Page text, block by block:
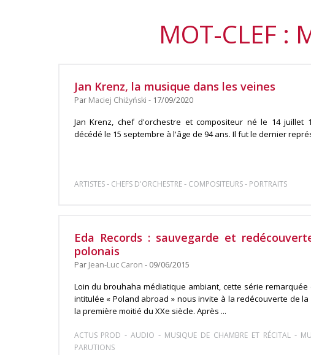
MOT-CLEF :
Jan Krenz, la musique dans les veines
Par Maciej Chiżyński - 17/09/2020
Jan Krenz, chef d'orchestre et compositeur né le 14 juillet
décédé le 15 septembre à l'âge de 94 ans. Il fut le dernier
ARTISTES- CHEFS D'ORCHESTRE- COMPOSITEURS- PORTRAITS
Eda Records : sauvegarde et
polonais
Par Jean-Luc Caron - 09/06/2015
Loin du brouhaha médiatique ambiant, cette série
intitulée « Poland abroad » nous invite à la redécouverte de
la première moitié du XXe siècle. Après ...
ACTUS PROD -AUDIO - MUSIQUE DE CHAMBRE ET RÉCITAL-
PARUTIONS